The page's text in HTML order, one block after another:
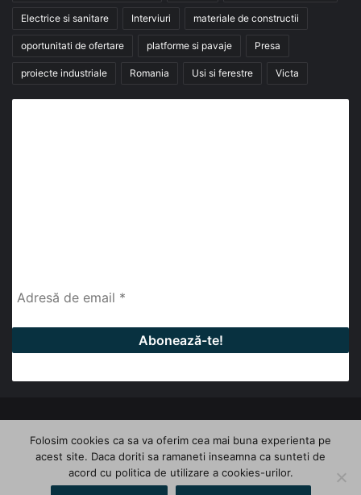
Electrice si sanitare Interviuri materiale de constructii
oportunitati de ofertare platforme si pavaje Presa
proiecte industriale Romania Usi si ferestre Victa
FacebookLinkedInYouTube
Folosim cookies ca sa va oferim cea mai buna experienta pe
acest site. Daca doriti sa ramaneti inseamna ca sunteti de
acord cu politica de utilizare a cookies-urilor.